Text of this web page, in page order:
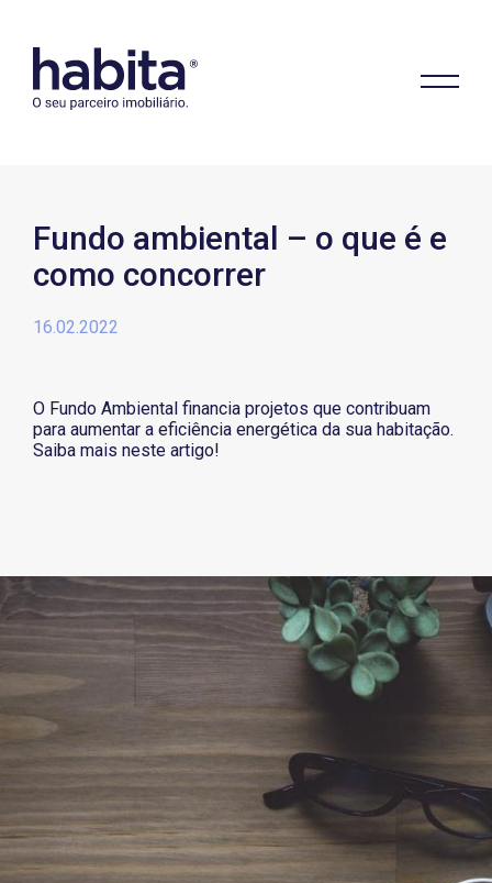
Habita
Fundo ambiental – o que é e
como concorrer
16.02.2022
O Fundo Ambiental financia projetos que contribuam
para aumentar a eficiência energética da sua habitação.
Saiba mais neste artigo!